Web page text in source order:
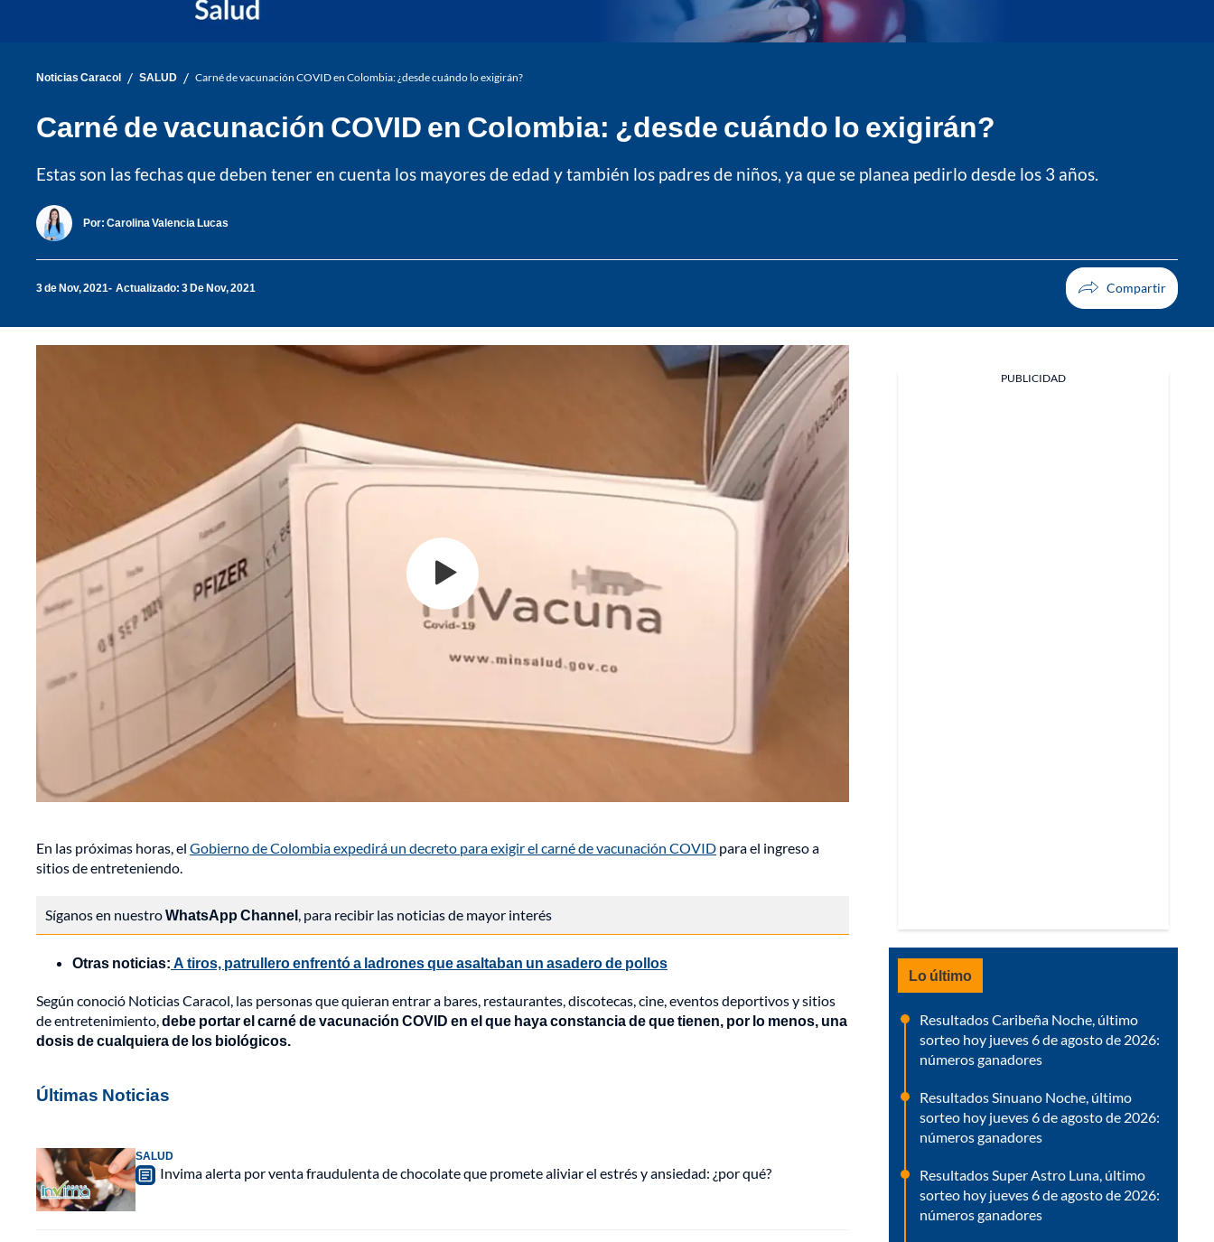
Noticias Caracol / SALUD / Carné de vacunación COVID en Colombia: ¿desde cuándo lo exigirán?
Carné de vacunación COVID en Colombia: ¿desde cuándo lo exigirán?
Estas son las fechas que deben tener en cuenta los mayores de edad y también los padres de niños, ya que se planea pedirlo desde los 3 años.
Por: Carolina Valencia Lucas
3 de Nov, 2021 Actualizado: 3 De Nov, 2021
En las próximas horas, el Gobierno de Colombia expedirá un decreto para exigir el carné de vacunación COVID para el ingreso a
sitios de entreteniendo.
Síganos en nuestroWhatsApp Channel, para recibir las noticias de mayor interés
Otras noticias: A tiros, patrullero enfrentó a ladrones que asaltaban un asadero de pollos
Según conoció Noticias Caracol, las personas que quieran entrar a bares, restaurantes, discotecas, cine, eventos deportivos y sitios
de entretenimiento,debe portar el carné de vacunación COVID en el que haya constancia de que tienen, por lo menos, una
dosis de cualquiera de los biológicos.
Últimas Noticias
SALUD
Invima alerta por venta fraudulenta de chocolate que promete aliviar el estrés y ansiedad: ¿por qué?
PUBLICIDAD
Lo último
Resultados Caribeña Noche, último
sorteo hoy jueves 6 de agosto de 2026:
números ganadores
Resultados Sinuano Noche, último
sorteo hoy jueves 6 de agosto de 2026:
números ganadores
Resultados Super Astro Luna, último
sorteo hoy jueves 6 de agosto de 2026:
números ganadores